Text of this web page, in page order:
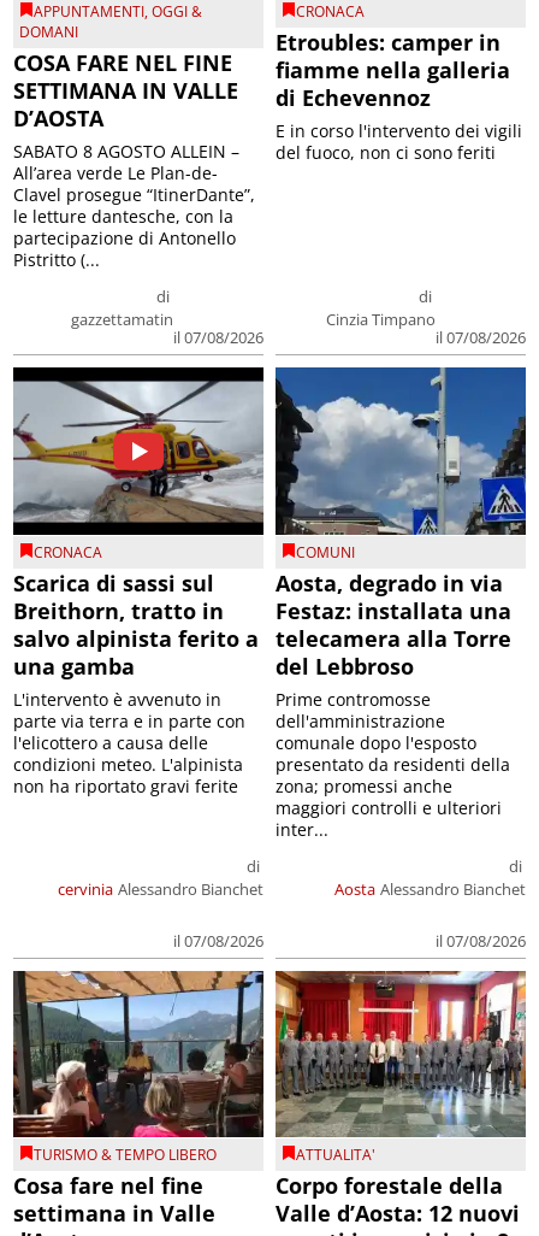
APPUNTAMENTI,OGGI &
DOMANI
COSA FARE NEL FINE
SETTIMANA IN VALLE
D’AOSTA
di
gazzettamatin
il 07/08/2026
SABATO 8 AGOSTO ALLEIN –
All’area verde Le Plan-de-
Clavel prosegue “ItinerDante”,
le letture dantesche, con la
partecipazione di Antonello
Pistritto (...
CRONACA
Etroubles: camper in
fiamme nella galleria
di Echevennoz
di
Cinzia Timpano
il 07/08/2026
E in corso l'intervento dei vigili
del fuoco, non ci sono feriti
CRONACA
Scarica di sassi sul
Breithorn, tratto in
salvo alpinista ferito a
una gamba
cervinia
di
Alessandro Bianchet
il 07/08/2026
L'intervento è avvenuto in
parte via terra e in parte con
l'elicottero a causa delle
condizioni meteo. L'alpinista
non ha riportato gravi ferite
COMUNI
Aosta, degrado in via
Festaz: installata una
telecamera alla Torre
del Lebbroso
Aosta
di
Alessandro Bianchet
il 07/08/2026
Prime contromosse
dell'amministrazione
comunale dopo l'esposto
presentato da residenti della
zona; promessi anche
maggiori controlli e ulteriori
inter...
TURISMO & TEMPO LIBERO
Cosa fare nel fine
settimana in Valle
ATTUALITA'
Corpo forestale della
Valle d’Aosta: 12 nuovi